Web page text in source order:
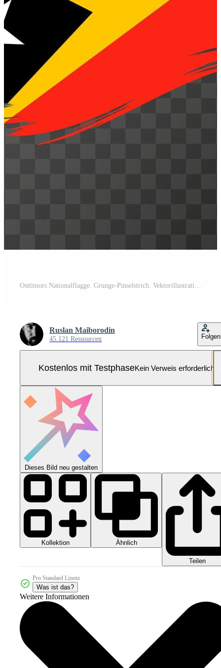
Osttimors Nationalflagge. Grunge-Pinselstrich. Vektorillustration auf transparentem Hintergrund. Pro-Vektor und Pro-SVG
Ruslan Maiborodin
45.121 Ressourcen Folgen
Kostenlos mit TestphaseKein Verweis erforderlich
Dieses Bild neu gestalten
Kollektion Ähnlich
Teilen
Pro Standard Lizenz
Was ist das?
Weitere Informationen